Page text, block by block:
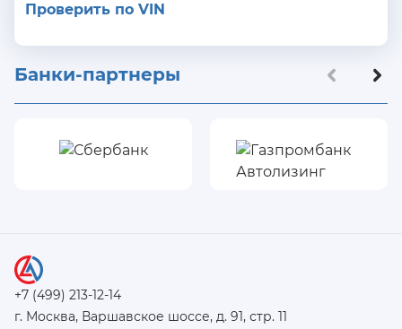
Проверить по VIN
Банки-партнеры
+7 (499) 213-12-14
г. Москва, Варшавское шоссе, д. 91, стр. 11